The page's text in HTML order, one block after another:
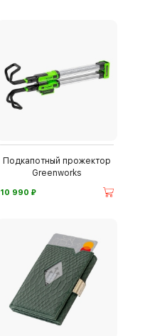
Подкапотный прожектор
Greenworks
10 990 ⃏